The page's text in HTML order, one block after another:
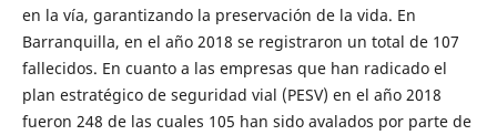
en la vía, garantizando la preservación de la vida. En
Barranquilla, en el año 2018 se registraron un total de 107
fallecidos. En cuanto a las empresas que han radicado el
plan estratégico de seguridad vial (PESV) en el año 2018
fueron 248 de las cuales 105 han sido avalados por parte de